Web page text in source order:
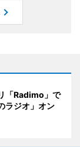
「Radimo」で
ラジオ」オン